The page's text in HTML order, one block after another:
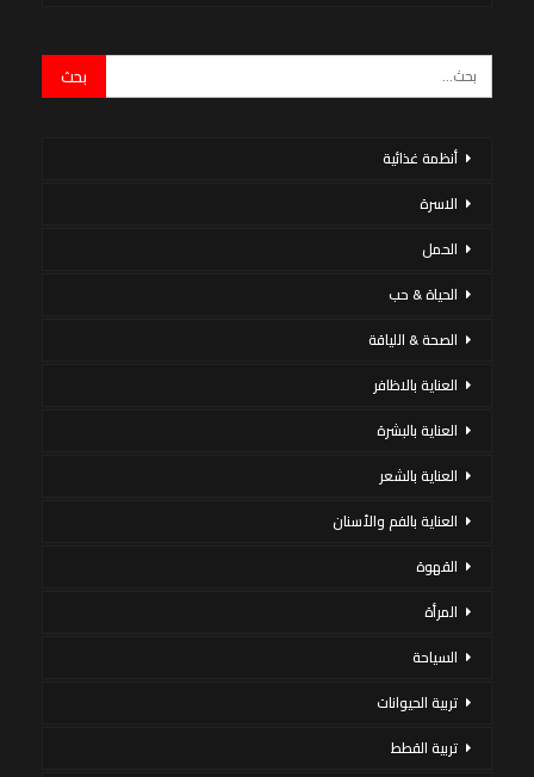
أنظمة غذائية
الاسرة
الحمل
الحياة & حب
الصحة & اللياقة
العناية بالاظافر
العناية بالبشرة
العناية بالشعر
العناية بالفم والأسنان
القهوة
المرأة
السياحة
تربية الحيوانات
تربية القطط